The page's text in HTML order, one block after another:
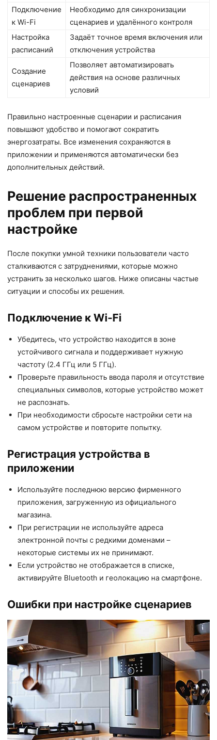
Подключение
к Wi-Fi
Необходимо для синхронизации
сценариев и удалённого контроля
Настройка
расписаний
Задаёт точное время включения или
отключения устройства
Создание
сценариев
Позволяет автоматизировать
действия на основе различных
условий
Правильно настроенные сценарии и расписания
повышают удобство и помогают сократить
энергозатраты. Все изменения сохраняются в
приложении и применяются автоматически без
дополнительных действий.
Решение распространенных
проблем при первой
настройке
После покупки умной техники пользователи часто
сталкиваются с затруднениями, которые можно
устранить за несколько шагов. Ниже описаны частые
ситуации и способы их решения.
Подключение к Wi-Fi
Убедитесь, что устройство находится в зоне
устойчивого сигнала и поддерживает нужную
частоту (2.4 ГГц или 5 ГГц).
Проверьте правильность ввода пароля и отсутствие
специальных символов, которые устройство может
не распознать.
При необходимости сбросьте настройки сети на
самом устройстве и повторите попытку.
Регистрация устройства в
приложении
Используйте последнюю версию фирменного
приложения, загруженную из официального
магазина.
При регистрации не используйте адреса
электронной почты с редкими доменами –
некоторые системы их не принимают.
Если устройство не отображается в списке,
активируйте Bluetooth и геолокацию на смартфоне.
Ошибки при настройке сценариев